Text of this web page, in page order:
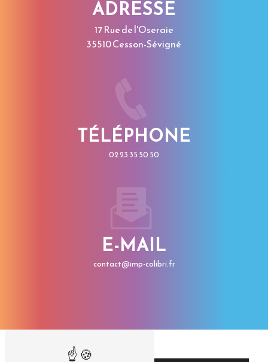
ADRESSE
17 Rue de l'Oseraie
35510 Cesson-Sévigné
TÉLÉPHONE
02 23 35 50 50
E-MAIL
contact@imp-colibri.fr